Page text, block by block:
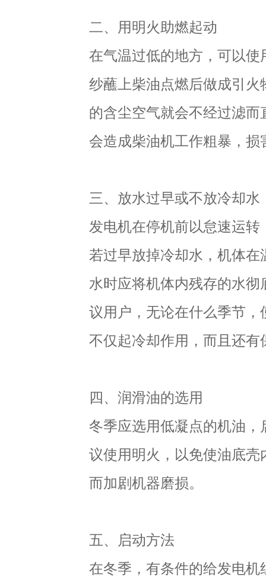
二、用明火助燃起动
在气温过低的地方，可以
纱蘸上柴油点燃后做成引
的含尘空气就会不经过滤
会造成柴油机工作粗暴，损
三、放水过早或不放冷却水
发电机在停机前以怠速运
若过早放掉冷却水，机体
水时应将机体内残存的水
议用户，无论在什么季节
不仅起冷却作用，而且还有
四、润滑油的选用
冬季应选用低凝点的机油
议使用明火，以免使油底
而加剧机器磨损。
五、启动方法
在冬季，有条件的给发电机